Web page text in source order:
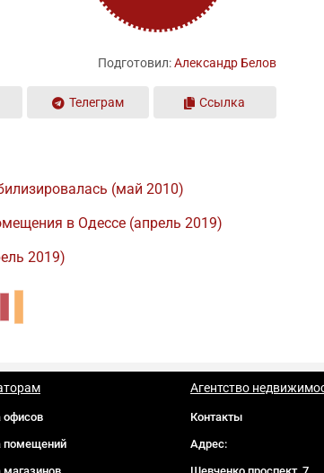
Подготовил:Александр Белов
Телеграм Ссылка
(май 2010)
в Одессе (апрель 2019)
2019)
офисов
помещений
Агентство
Контакты
Адрес: